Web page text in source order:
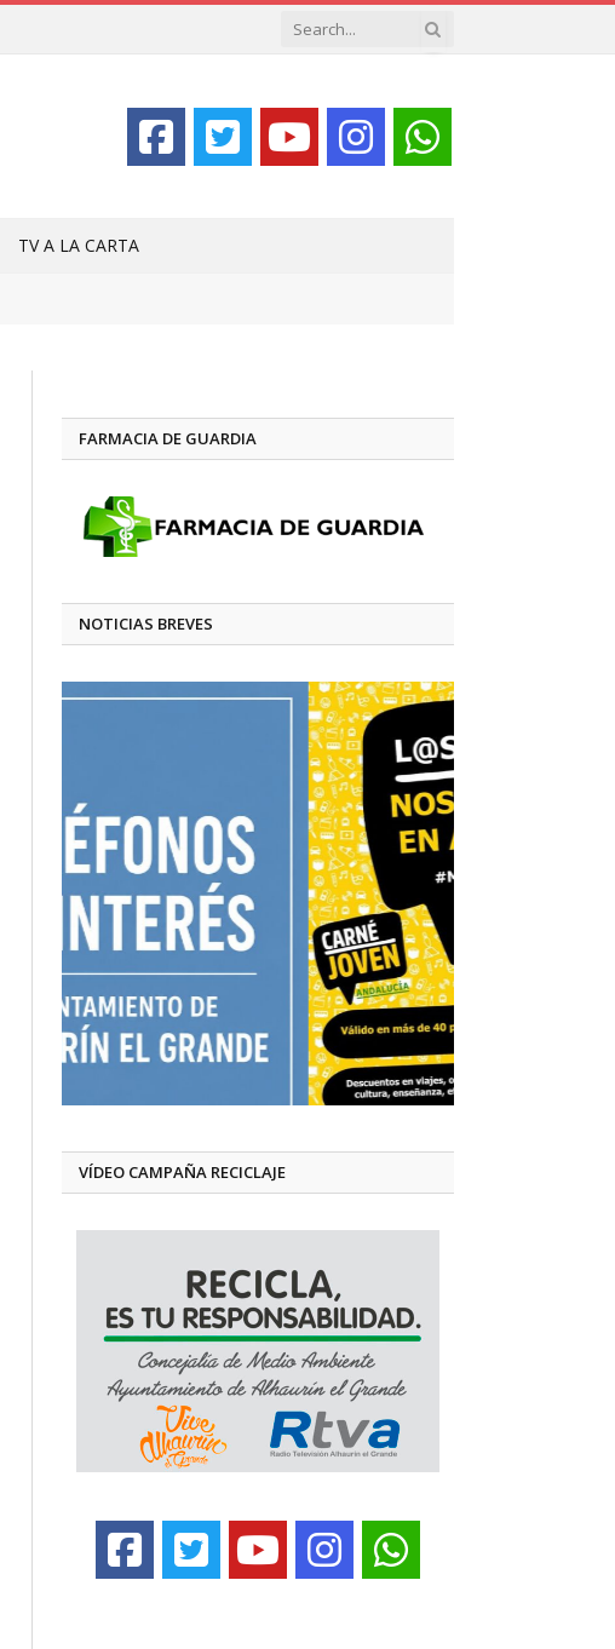
TV A LA CARTA
FARMACIA DE GUARDIA
NOTICIAS BREVES
VÍDEO CAMPAÑA RECICLAJE